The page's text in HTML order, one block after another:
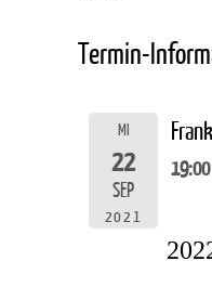
Termin-
MI
22
SEP
2021
19:00